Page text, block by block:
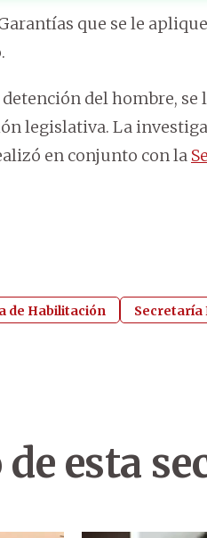
que se le
del hombre, se
legislativa. La
en conjunto con la
de Habilitación Secretaría
esta